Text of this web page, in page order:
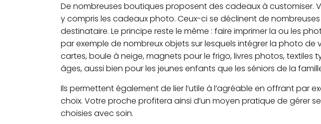
De nombreuses boutiques proposent des cadeaux à customiser.
y compris les cadeaux photo. Ceux-ci se déclinent de
destinataire. Le principe reste le même : faire imprimer la ou les
par exemple de nombreux objets sur lesquels intégrer la photo
cartes, boule à neige, magnets pour le frigo, livres photos, textiles
âges, aussi bien pour les jeunes enfants que les séniors de la
Ils permettent également de lier l’utile à l’agréable en offrant
choix. Votre proche profitera ainsi d’un moyen pratique de gérer
choisies avec soin.